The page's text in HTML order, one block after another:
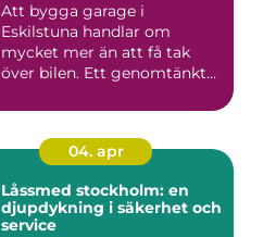
Att bygga garage i
Eskilstuna handlar om
mycket mer än att få tak
över bilen. Ett genomtänkt
04. apr
Låssmed stockholm: en
djupdykning i säkerhet och
service